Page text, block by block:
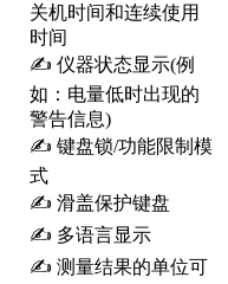
关机时间和连续使用
时间
✍ 仪器状态显示(例
如：电量低时出现的
警告信息)
✍ 键盘锁/功能限制模
式
✍ 滑盖保护键盘
✍ 多语言显示
✍ 测量结果的单位可